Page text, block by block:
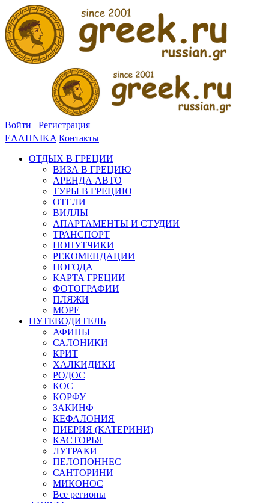
Войти
Регистрация
ΕΛΛΗΝΙΚΑ Контакты
ОТДЫХ В ГРЕЦИИ
ВИЗА В ГРЕЦИЮ
АРЕНДА АВТО
ТУРЫ В ГРЕЦИЮ
ОТЕЛИ
ВИЛЛЫ
АПАРТАМЕНТЫ И СТУДИИ
ТРАНСПОРТ
ПОПУТЧИКИ
РЕКОМЕНДАЦИИ
ПОГОДА
КАРТА ГРЕЦИИ
ФОТОГРАФИИ
ПЛЯЖИ
МОРЕ
ПУТЕВОДИТЕЛЬ
АФИНЫ
САЛОНИКИ
КРИТ
ХАЛКИДИКИ
РОДОС
КОС
КОРФУ
ЗАКИНФ
КЕФАЛОНИЯ
ПИЕРИЯ (КАТЕРИНИ)
КАСТОРЬЯ
ЛУТРАКИ
ПЕЛОПОННЕС
САНТОРИНИ
МИКОНОС
Все регионы